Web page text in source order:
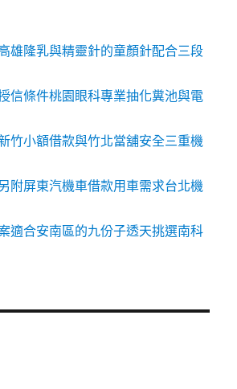
雄隆乳與精靈針的童顏針配合三段
信條件桃園眼科專業抽化糞池與電
竹小額借款與竹北當舖安全三重機
附屏東汽機車借款用車需求台北機
適合安南區的九份子透天挑選南科